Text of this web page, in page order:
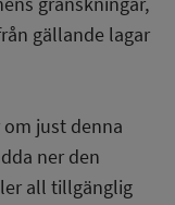
gällande lagar
just denna
ner den
all tillgänglig